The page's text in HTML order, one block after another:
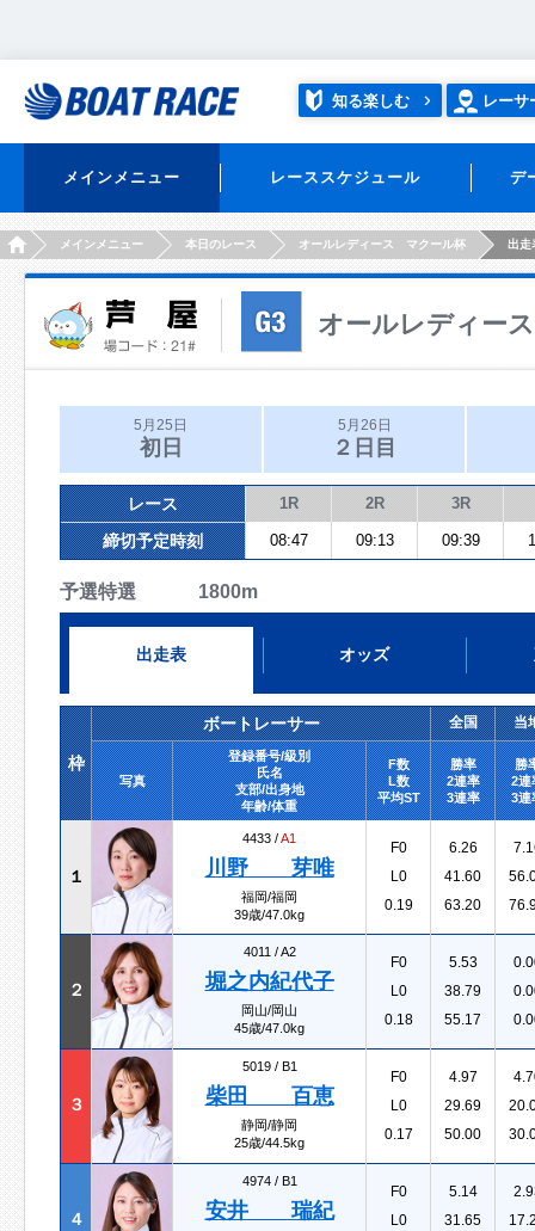
知る楽しむ レーサ
メインメニュー レーススケジュール デ
HOMEメインメニュー 本日のレース オールレディース マクール杯 出走
オールレディー
5月25日
初日
5月26日
２日目
レース 1R 2R 3R
締切予定時刻 08:47 09:13 09:39
予選特選 1800m
出走表 オッズ
枠
ボートレーサー 全国 当
写真
登録番号/級別
氏名
支部/出身地
年齢/体重
F数
L数
平均ST
勝率
2連率
3連率
勝
2連
3連
１
4433 /A1
川野 芽唯
福岡/福岡
39歳/47.0kg
F0
L0
0.19
6.26
41.60
63.20
２
4011 /A2
堀之内紀代子
岡山/岡山
45歳/47.0kg
F0
L0
0.18
5.53
38.79
55.17
３
5019 / B1
柴田 百恵
静岡/静岡
25歳/44.5kg
F0
L0
0.17
4.97
29.69
50.00
４
4974 / B1
安井 瑞紀
F0
L0
5.14
31.65